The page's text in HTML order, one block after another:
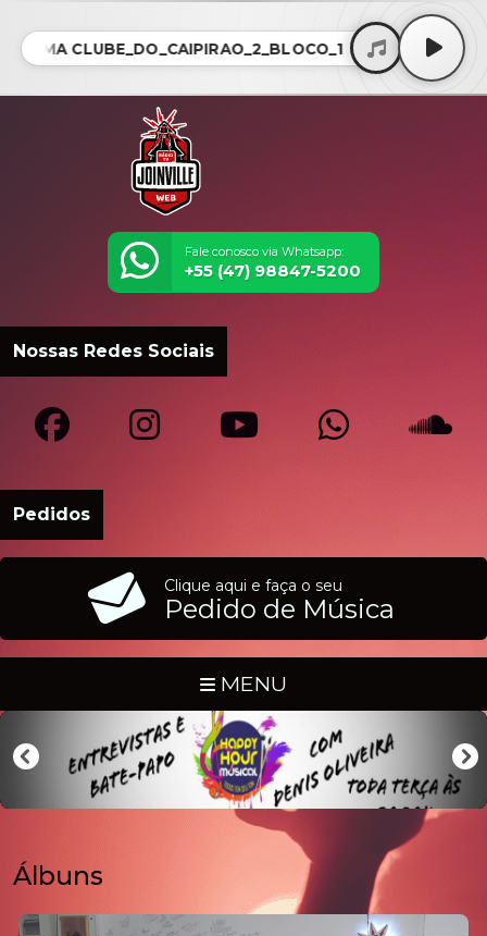
CLUBE_DO_CAIPIRAO_2_BLOCO_1 • PROGRAMA
Fale conosco via Whatsapp:
+55 (47) 98847-5200
Nossas Redes Sociais
Pedidos
Clique aqui e faça o seu
Pedido de Música
MENU
Álbuns